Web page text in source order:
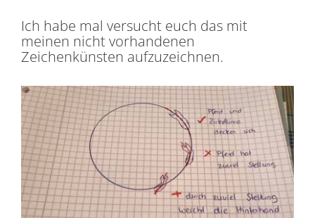
Ich habe mal versucht euch das mit
meinen nicht vorhandenen
Zeichenkünsten aufzuzeichnen.